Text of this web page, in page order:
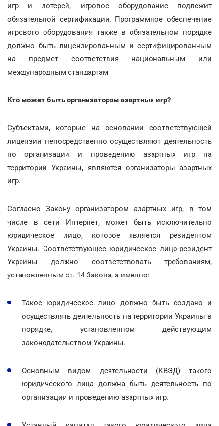
игр и лотерей, игровое оборудование подлежит
обязательной сертификации. Программное обеспечение
игрового оборудования также в обязательном порядке
должно быть лицензированным и сертифицированным
на предмет соответствия национальным или
международным стандартам.
Кто может быть организатором азартных игр?
Субъектами, которые на основании соответствующей
лицензии непосредственно осуществляют деятельность
по организации и проведению азартных игр на
территории Украины, являются организаторы азартных
игр.
Согласно Закону организатором азартных игр, в том
числе в сети Интернет, может быть исключительно
юридическое лицо, которое является резидентом
Украины. Соответствующее юридическое лицо-резидент
Украины должно соответствовать требованиям,
установленным ст. 14 Закона, а именно:
Такое юридическое лицо должно быть создано и
осуществлять деятельность на территории Украины в
порядке, установленном действующим
законодательством Украины.
Основным видом деятельности (КВЭД) такого
юридического лица должна быть деятельность по
организации и проведению азартных игр.